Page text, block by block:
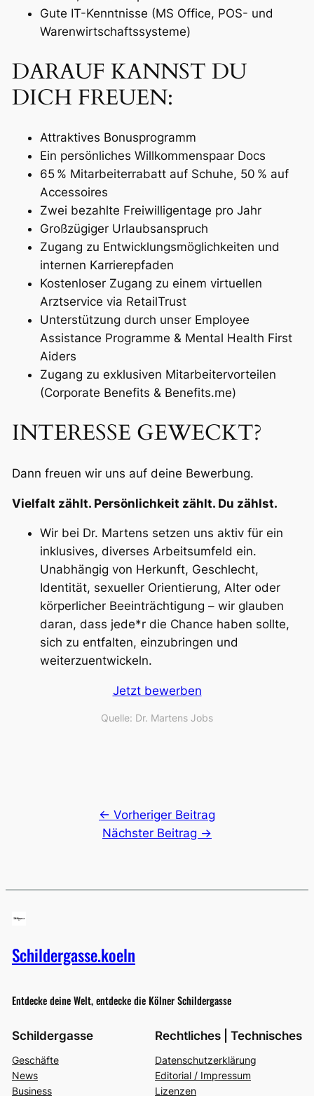
Gute IT-Kenntnisse (MS Office, POS- und
Warenwirtschaftssysteme)
DARAUF KANNST DU
DICH FREUEN:
Attraktives Bonusprogramm
Ein persönliches Willkommenspaar Docs
65 % Mitarbeiterrabatt auf Schuhe, 50 % auf
Accessoires
Zwei bezahlte Freiwilligentage pro Jahr
Großzügiger Urlaubsanspruch
Zugang zu Entwicklungsmöglichkeiten und
internen Karrierepfaden
Kostenloser Zugang zu einem virtuellen
Arztservice via RetailTrust
Unterstützung durch unser Employee
Assistance Programme & Mental Health First
Aiders
Zugang zu exklusiven Mitarbeitervorteilen
(Corporate Benefits & Benefits.me)
INTERESSE GEWECKT?
Dann freuen wir uns auf deine Bewerbung.
Vielfalt zählt. Persönlichkeit zählt. Du zählst.
Wir bei Dr. Martens setzen uns aktiv für ein
inklusives, diverses Arbeitsumfeld ein.
Unabhängig von Herkunft, Geschlecht,
Identität, sexueller Orientierung, Alter oder
körperlicher Beeinträchtigung – wir glauben
daran, dass jede*r die Chance haben sollte,
sich zu entfalten, einzubringen und
weiterzuentwickeln.
Jetzt bewerben
Quelle: Dr. Martens Jobs
← Vorheriger Beitrag
Nächster Beitrag →
Schildergasse.koeln
Entdecke deine Welt, entdecke die Kölner Schildergasse
Schildergasse
Geschäfte
News
Business
Rechtliches | Technisches
Datenschutzerklärung
Editorial / Impressum
Lizenzen